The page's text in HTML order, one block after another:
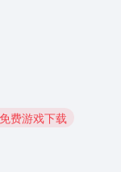
费游戏下载